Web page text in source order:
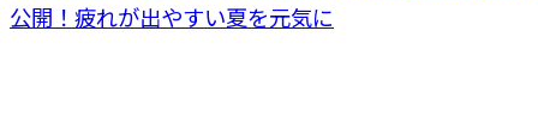
公開！疲れが出やすい夏を元気に